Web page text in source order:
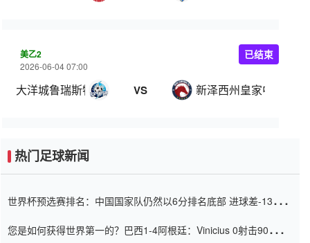
美乙2
2026-06-04 07:00
大洋城鲁瑞斯特尔斯 VS 新泽西州皇家中心
已结束
热门足球新闻
世界杯预选赛排名：中国国家队仍然以6分排名底部 进球差-13令人
您是如何获得世界第一的？巴西1-4阿根廷：Vinicius 0射击90分钟